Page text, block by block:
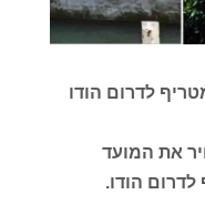
לדרום הודו
את המועד
הודו.